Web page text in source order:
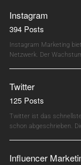
Instagram
394 Posts
Instagram Marketing
Netzwerk. Der
Twitter
125 Posts
Twitter ist das
schon abgeschrieben.
Influencer